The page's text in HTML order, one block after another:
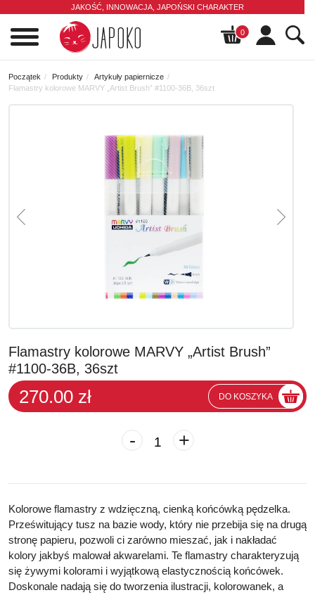
JAKOŚĆ, INNOWACJA, JAPOŃSKI CHARAKTER
0
Początek Produkty
Artykuły papiernicze
Flamastry kolorowe MARVY „Artist Brush” #1100-36B, 36szt
Flamastry kolorowe MARVY „Artist Brush”
#1100-36B, 36szt
270.00 zł DO KOSZYKA
- +
Kolorowe flamastry z wdzięczną, cienką końcówką pędzelka.
Prześwitujący tusz na bazie wody, który nie przebija się na drugą
stronę papieru, pozwoli ci zarówno mieszać, jak i nakładać
kolory jakbyś malował akwarelami. Te flamastry charakteryzują
się żywymi kolorami i wyjątkową elastycznością końcówek.
Doskonale nadają się do tworzenia ilustracji, kolorowanek, a